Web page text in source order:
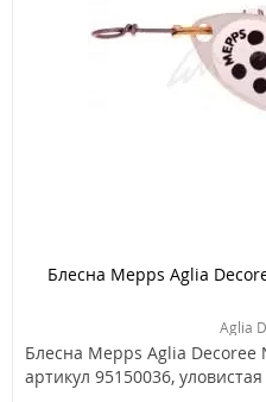
Блесна Mepps Aglia
Aglia
Блесна Mepps Aglia
артикул 95150036,